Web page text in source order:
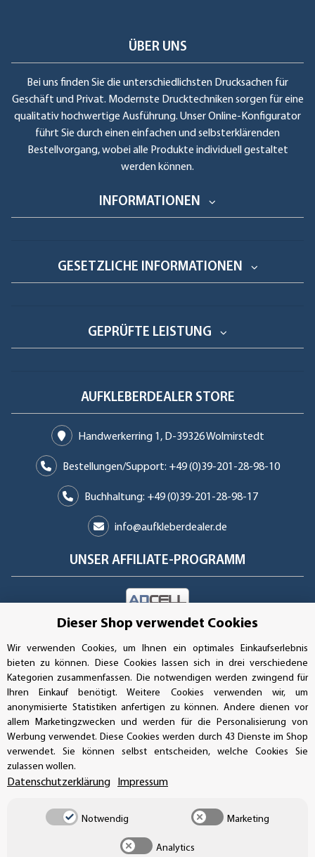
ÜBER UNS
Bei uns finden Sie die unterschiedlichsten Drucksachen für
Geschäft und Privat. Modernste Drucktechniken sorgen für eine
qualitativ hochwertige Ausführung. Unser Online-Konfigurator
führt Sie durch einen einfachen und selbsterklärenden
Bestellvorgang, wobei alle Produkte individuell gestaltet
werden können.
INFORMATIONEN
GESETZLICHE INFORMATIONEN
GEPRÜFTE LEISTUNG
AUFKLEBERDEALER STORE
Handwerkerring 1, D-39326 Wolmirstedt
Bestellungen/Support: +49 (0)39-201-28-98-10
Buchhaltung: +49 (0)39-201-28-98-17
info@aufkleberdealer.de
UNSER AFFILIATE-PROGRAMM
UNSERE ZAHLUNGSARTEN*
SSL-Verschlüsselung
UNSER VERSANDDIENSTLEISTER
Dieser Shop verwendet Cookies
Wir verwenden Cookies, um Ihnen ein optimales Einkaufserlebnis
bieten zu können. Diese Cookies lassen sich in drei verschiedene
Kategorien zusammenfassen. Die notwendigen werden zwingend für
Ihren Einkauf benötigt. Weitere Cookies verwenden wir, um
anonymisierte Statistiken anfertigen zu können. Andere dienen vor
allem Marketingzwecken und werden für die Personalisierung von
Werbung verwendet. Diese Cookies werden durch 43 Dienste im Shop
verwendet. Sie können selbst entscheiden, welche Cookies Sie
zulassen wollen.
Datenschutzerklärung Impressum
Notwendig Marketing
Analytics